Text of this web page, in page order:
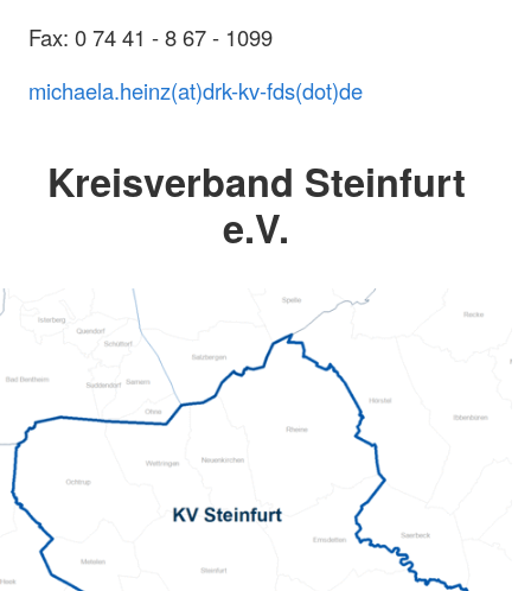
Fax: 0 74 41 - 8 67 - 1099
michaela.heinz(at)drk-kv-fds(dot)de
Kreisverband Steinfurt
e.V.